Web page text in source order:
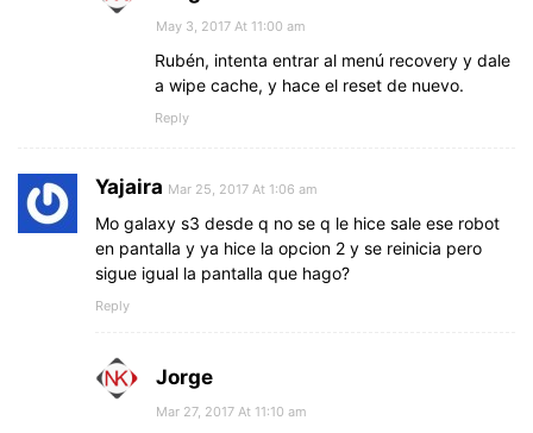
May 3, 2017 At 11:00 am
Rubén, intenta entrar al menú recovery y dale
a wipe cache, y hace el reset de nuevo.
Reply
Yajaira Mar 25, 2017 At 1:06 am
Mo galaxy s3 desde q no se q le hice sale ese robot
en pantalla y ya hice la opcion 2 y se reinicia pero
sigue igual la pantalla que hago?
Reply
Jorge
Mar 27, 2017 At 11:10 am